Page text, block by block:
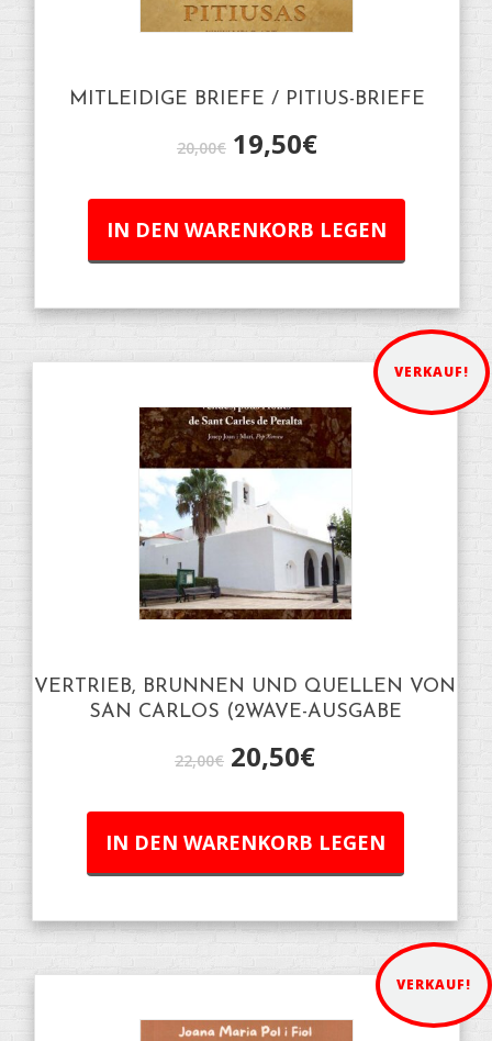
MITLEIDIGE BRIEFE / PITIUS-BRIEFE
20,00€ 19,50€
IN DEN WARENKORB LEGEN
VERKAUF!
VERTRIEB, BRUNNEN UND QUELLEN VON
SAN CARLOS (2WAVE-AUSGABE
22,00€ 20,50€
IN DEN WARENKORB LEGEN
VERKAUF!